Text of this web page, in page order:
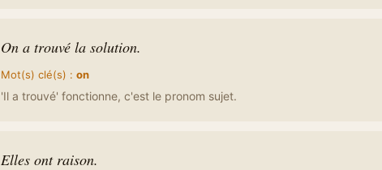
On a trouvé la solution.
Mot(s) clé(s) : on
'Il a trouvé' fonctionne, c'est le pronom sujet.
Elles ont raison.